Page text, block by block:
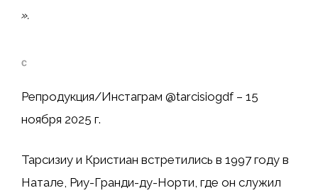
».
Репродукция/Инстаграм @tarcisiogdf – 15
ноября 2025 г.
Тарсизиу и Кристиан встретились в 1997 году в
Натале, Риу-Гранди-ду-Норти, где он служил